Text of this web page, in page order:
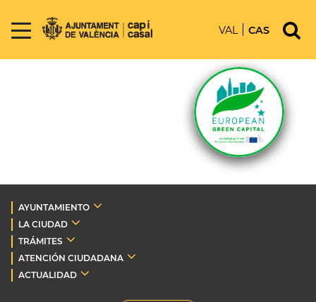
VAL CAS
AYUNTAMIENTO
LA CIUDAD
TRÁMITES
ATENCIÓN CIUDADANA
ACTUALIDAD